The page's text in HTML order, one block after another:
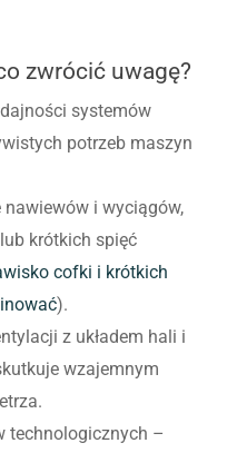
zwrócić uwagę?
systemów
potrzeb maszyn
nawiewów i wyciągów,
krótkich spięć
cofki i krótkich
).
z układem hali i
wzajemnym
technologicznych –